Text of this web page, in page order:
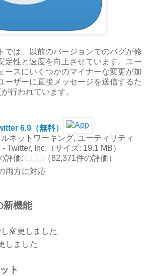
では、以前のバージョンでのバグが修
定性と速度を向上させています。ユー
ースにいくつかのマイナーな変更が加
ーザーに直接メッセージを送信するた
行われています。
6.9（無料）
ネットワーキング, ユーティリティ
Twitter, Inc.（サイズ: 19.1 MB）
評価:
（82,371件の評価）
両方に対応
新機能
変更しました
しました
ト